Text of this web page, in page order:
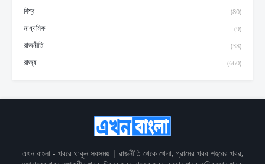
বিশ্ব (80)
মাধ্যমিক (9)
রাজনীতি (38)
রাজ্য (660)
এখন বাংলা - খবরে থাকুন সবসময় | রাজনীতি থেকে খেলা, গ্রামের খবর শহরের খবর,